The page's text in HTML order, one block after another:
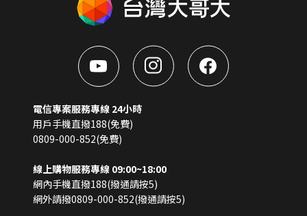
電信專案服務專線 24小時
用戶手機直撥188(免費)
0809-000-852(免費)
線上購物服務專線 09:00~18:00
網內手機直撥188(撥通請按5)
網外請撥0809-000-852(撥通請按5)